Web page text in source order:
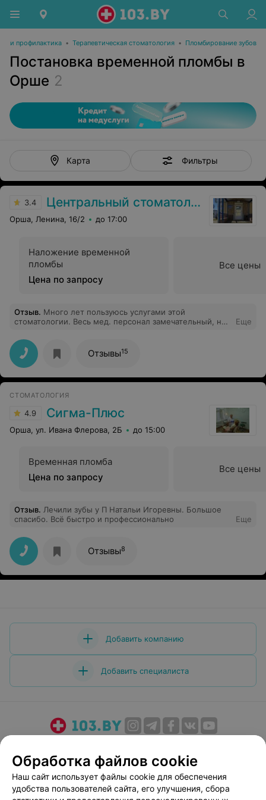
и профилактика • Терапевтическая стоматология • Пломбирование зубов
Постановка временной пломбы в
Орше 2
Карта Фильтры
3.4 Центральный стоматологический кабинет
Орша, Ленина, 16/2 до 17:00
Наложение временной
пломбы
Цена по запросу
Все цены
Отзыв. Много лет пользуюсь услугами этой
стоматологии. Весь мед. персонал замечательный, на
администратор. Но отдельно хочу выразить огромную
благодарность Домбровской Елене Ростиславовне,
которая спасла мои передние зубки. Елена
Ростиславовна, Ваши руки и профессионализм творят
чудеса!!! Вы Богиня в своём деле. Огромное спасибо за
Еще
Отзывы15
СТОМАТОЛОГИЯ
4.9 Сигма-Плюс
Орша, ул. Ивана Флерова, 2Б до 15:00
Временная пломба
Цена по запросу
Все цены
Отзыв. Лечили зубы у П Натальи Игоревны. Большое
спасибо. Всё быстро и профессионально
Еще
Отзывы8
Добавить компанию
Добавить специалиста
Медицинский маркетинг
Публичный договор
Пользовательское соглашение
Способы оплаты
Вакансии
Партнеры
Обработка файлов cookie
Наш сайт использует файлы cookie для обеспечения
удобства пользователей сайта, его улучшения, сбора